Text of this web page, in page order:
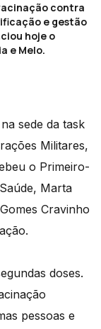
contra
e gestão
hoje o
e Melo.
sede da task
Militares,
o Primeiro-
Marta
Cravinho
doses.
pessoas e